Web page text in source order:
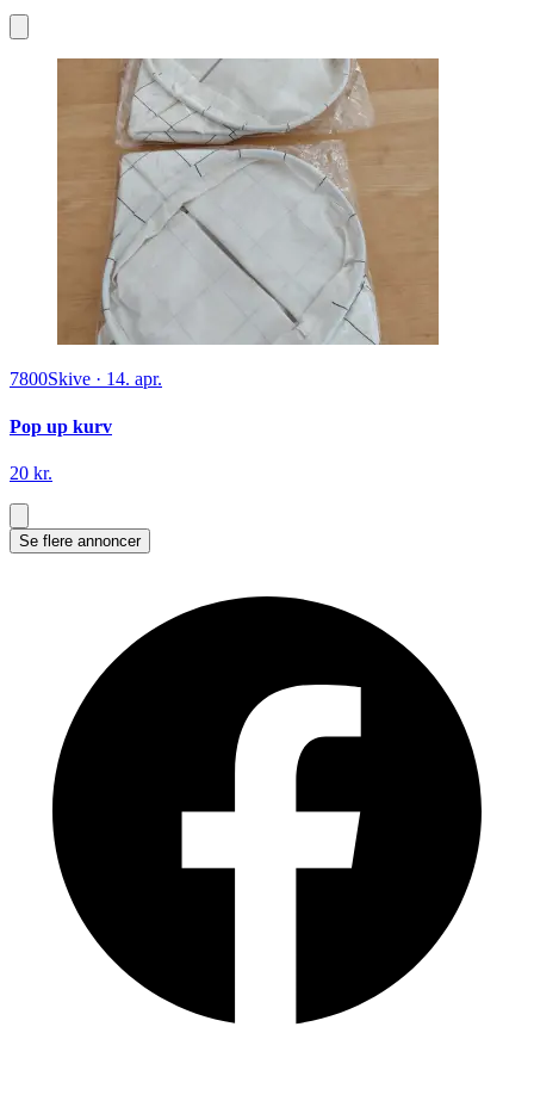
7800Skive · 14. apr.
Pop up kurv
20 kr.
Se flere annoncer